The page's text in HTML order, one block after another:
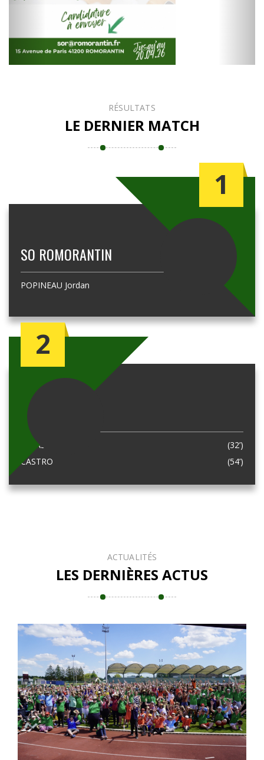
RÉSULTATS
LE DERNIER MATCH
1
SO ROMORANTIN
POPINEAU Jordan (26’)
2
FC MONTLOUIS
HIDASSE
(32’)
CASTRO
(54’)
ACTUALITÉS
LES DERNIÈRES ACTUS